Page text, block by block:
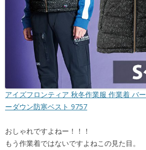
アイズフロンティア 秋冬作業服 作業着 バ
ーダウン防寒ベスト 9757
おしゃれですよねー！！！
もう作業着ではないですよねこの見た目。